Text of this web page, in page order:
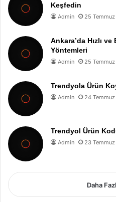
Keşfedin
Admin 25
Ankara’da Hızlı
Yöntemleri
Admin 25
Trendyola Ürün
Admin 24
Trendyol Ürün
Admin 23
Daha